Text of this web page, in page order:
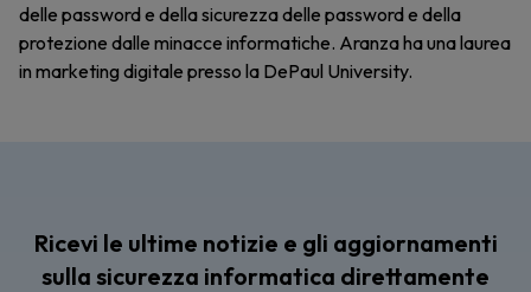
delle password e della sicurezza delle password e della
protezione dalle minacce informatiche. Aranza ha una laurea
in marketing digitale presso la DePaul University.
Ricevi le ultime notizie e gli aggiornamenti
sulla sicurezza informatica direttamente